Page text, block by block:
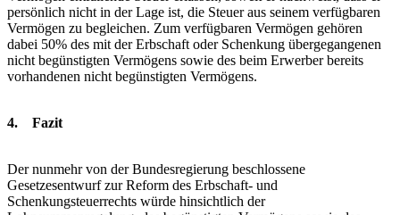
persönlich nicht in der Lage ist, die Steuer aus seinem verfügbaren
Vermögen zu begleichen. Zum verfügbaren Vermögen gehören
dabei 50% des mit der Erbschaft oder Schenkung übergegangenen
nicht begünstigten Vermögens sowie des beim Erwerber bereits
vorhandenen nicht begünstigten Vermögens.
4. Fazit
Der nunmehr von der Bundesregierung beschlossene
Gesetzesentwurf zur Reform des Erbschaft- und
Schenkungsteuerrechts würde hinsichtlich der